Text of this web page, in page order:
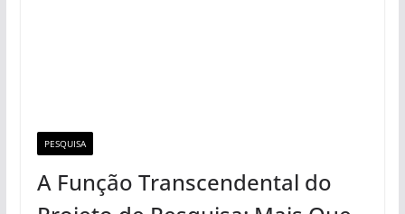
PESQUISA
A Função Transcendental do